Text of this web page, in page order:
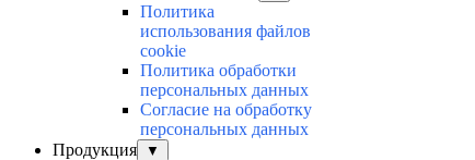
Политика
использования файлов
cookie
Политика обработки
персональных данных
Согласие на обработку
персональных данных
Продукция
▼